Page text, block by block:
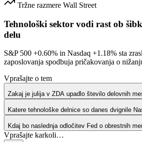
Tržne razmere Wall Street
Tehnološki sektor vodi rast ob
delu
S&P 500 +0.60% in Nasdaq +1.18% sta
zaposlovanja spodbuja pričakovanja o
Vprašajte o tem
Zakaj je julija v ZDA upadlo število delovnih
Katere tehnološke delnice so danes dvignile
Kdaj bo naslednja odločitev Fed o obrestnih